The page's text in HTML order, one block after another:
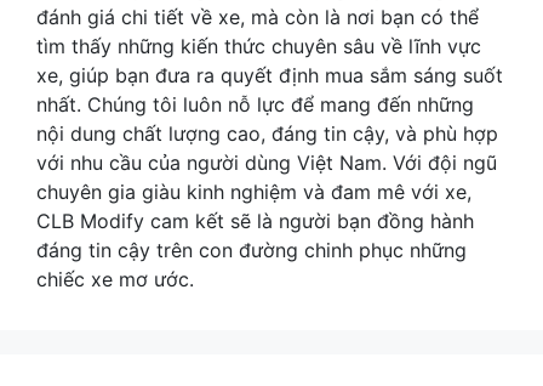
đánh giá chi tiết về xe, mà còn là nơi bạn có thể
tìm thấy những kiến thức chuyên sâu về lĩnh vực
xe, giúp bạn đưa ra quyết định mua sắm sáng suốt
nhất. Chúng tôi luôn nỗ lực để mang đến những
nội dung chất lượng cao, đáng tin cậy, và phù hợp
với nhu cầu của người dùng Việt Nam. Với đội ngũ
chuyên gia giàu kinh nghiệm và đam mê với xe,
CLB Modify cam kết sẽ là người bạn đồng hành
đáng tin cậy trên con đường chinh phục những
chiếc xe mơ ước.